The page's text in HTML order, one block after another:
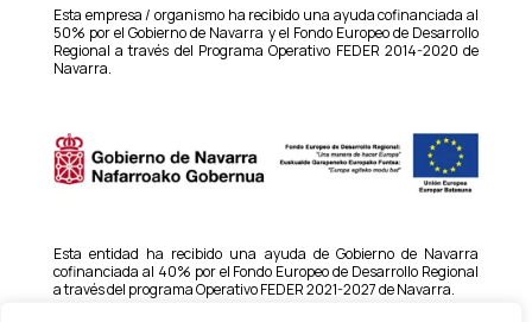
Esta empresa / organismo ha recibido una ayuda cofinanciada al
50% por el Gobierno de Navarra y el Fondo Europeo de Desarrollo
Regional a través del Programa Operativo FEDER 2014-2020 de
Navarra.
Esta entidad ha recibido una ayuda de Gobierno de Navarra
cofinanciada al 40% por el Fondo Europeo de Desarrollo Regional
a través del programa Operativo FEDER 2021-2027 de Navarra.